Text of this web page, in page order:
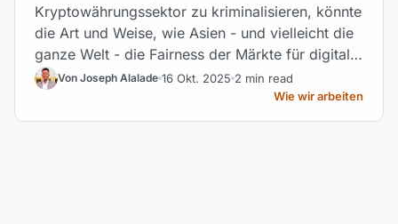
Kryptowährungssektor zu kriminalisieren, könnte
die Art und Weise, wie Asien - und vielleicht die
ganze Welt - die Fairness der Märkte für digitale
Vermögenswerte schützt, neu definieren.
Von Joseph Alalade 16 Okt. 2025 2 min read
Wie wir arbeiten